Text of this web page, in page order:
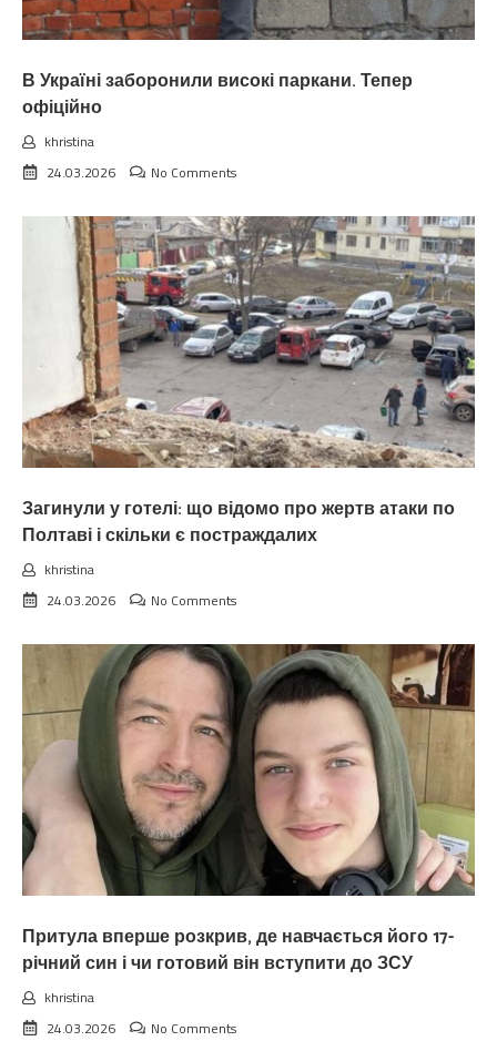
В Україні заборонили високі паркани. Тепер
офіційно
khristina
24.03.2026
No Comments
Загинули у готелі: що відомо про жертв атаки по
Полтаві і скільки є постраждалих
khristina
24.03.2026
No Comments
Притула вперше розкрив, де навчається його 17-
річний син і чи готовий він вступити до ЗСУ
khristina
24.03.2026
No Comments